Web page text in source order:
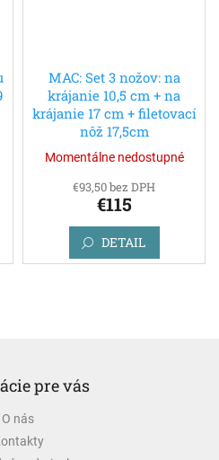
MAC: Set 3 nožov: na
krájanie 10,5 cm + na
krájanie 17 cm + filetovací
nôž 17,5cm
Momentálne nedostupné
€93,50 bez DPH
€115
DETAIL
pre vás
O nás